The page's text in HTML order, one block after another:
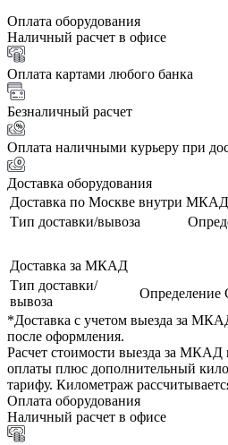
Оплата оборудования
Наличный расчет в офисе
Оплата картами любого банка
Безналичный расчет
Оплата наличными курьеру при
Доставка оборудования
Доставка по Москве внутри МКАД
Тип доставки/вывоза
Доставка за МКАД
Тип доставки/
вывоза
Определение
*Доставка с учетом выезда за
после оформления.
Расчет стоимости выезда за МКАД
оплаты плюс дополнительный
тарифу. Километраж
Оплата оборудования
Наличный расчет в офисе